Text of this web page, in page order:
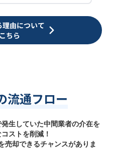
由について
ちら
流通フロー
生していた中間業者の介在を
ストを削減！
売却できるチャンスがありま